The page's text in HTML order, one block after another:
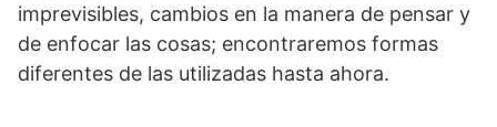
imprevisibles, cambios en la manera de pensar y
de enfocar las cosas; encontraremos formas
diferentes de las utilizadas hasta ahora.